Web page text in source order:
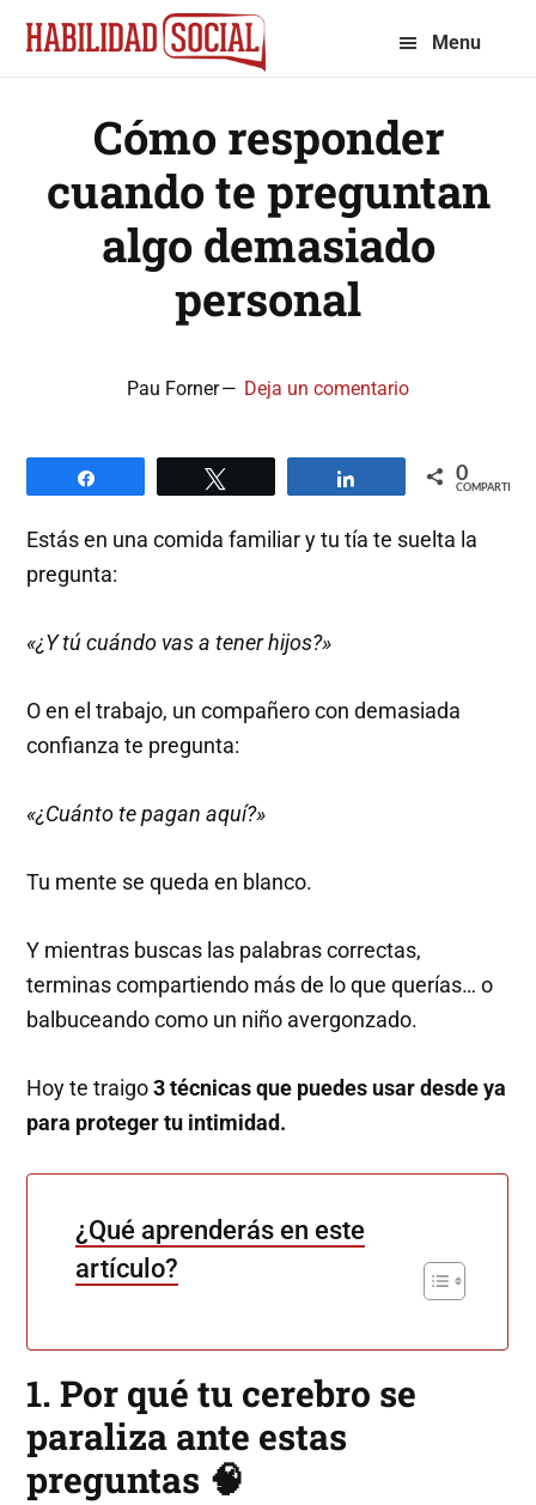
Saltar
navegación
Saltar
Menu
Cómo responder
cuando te preguntan
algo demasiado
personal
Pau Forner Deja un comentario
Compartir 0
COMPARTIR
Estás en una comida familiar y tu tía te suelta la
pregunta:
«¿Y tú cuándo vas a tener hijos?»
O en el trabajo, un compañero con demasiada
confianza te pregunta:
«¿Cuánto te pagan aquí?»
Tu mente se queda en blanco.
Y mientras buscas las palabras correctas,
terminas compartiendo más de lo que querías… o
balbuceando como un niño avergonzado.
Hoy te traigo3 técnicas que puedes usar desde ya
para proteger tu intimidad.
¿Qué aprenderás en este
artículo?
1. Por qué tu cerebro se
paraliza ante estas
preguntas 🧠